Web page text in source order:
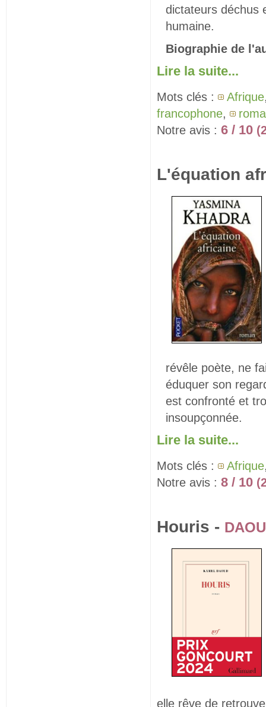
dictateurs déchus
humaine.
Biographie de
Lire la suite...
Mots clés : Afrique
francophone,
Notre avis : 6 / 10
L'équation
révêle poète, ne
éduquer son
est confronté et
insoupçonnée.
Lire la suite...
Mots clés : Afrique
Notre avis : 8 / 10
Houris -
elle rêve de